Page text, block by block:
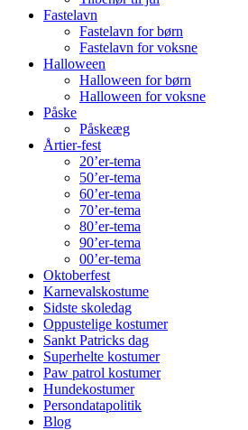
Fastelavn
Fastelavn for børn
Fastelavn for voksne
Halloween
Halloween for børn
Halloween for voksne
Påske
Påskeæg
Årtier-fest
20’er-tema
50’er-tema
60’er-tema
70’er-tema
80’er-tema
90’er-tema
00’er-tema
Oktoberfest
Karnevalskostume
Sidste skoledag
Oppustelige kostumer
Sankt Patricks dag
Superhelte kostumer
Paw patrol kostumer
Hundekostumer
Persondatapolitik
Blog